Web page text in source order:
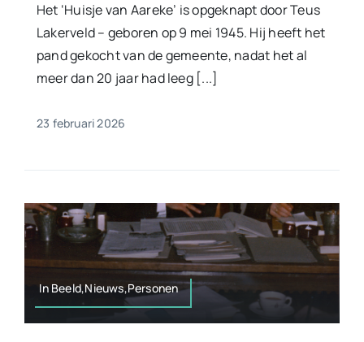
Het ‘Huisje van Aareke’ is opgeknapt door Teus
Lakerveld – geboren op 9 mei 1945. Hij heeft het
pand gekocht van de gemeente, nadat het al
meer dan 20 jaar had leeg [...]
23 februari 2026
In Beeld,Nieuws,Personen